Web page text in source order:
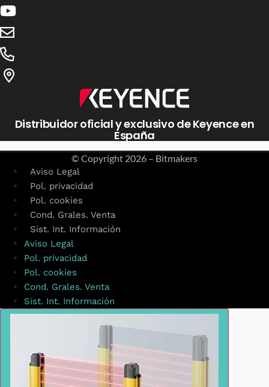
Distribuidor oficial y exclusivo de Keyence en
España
© Copyright 2026 – Bitmakers
Aviso Legal
Pol. privacidad
Pol. cookies
Cond. Grales. Venta
Sist. Int. Información
Aviso Legal
Pol. privacidad
Pol. cookies
Cond. Grales. Venta
Sist. Int. Información